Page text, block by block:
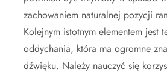
zachowaniem naturalnej pozycji
Kolejnym istotnym elementem jest
oddychania, która ma ogromne
dźwięku. Należy nauczyć się